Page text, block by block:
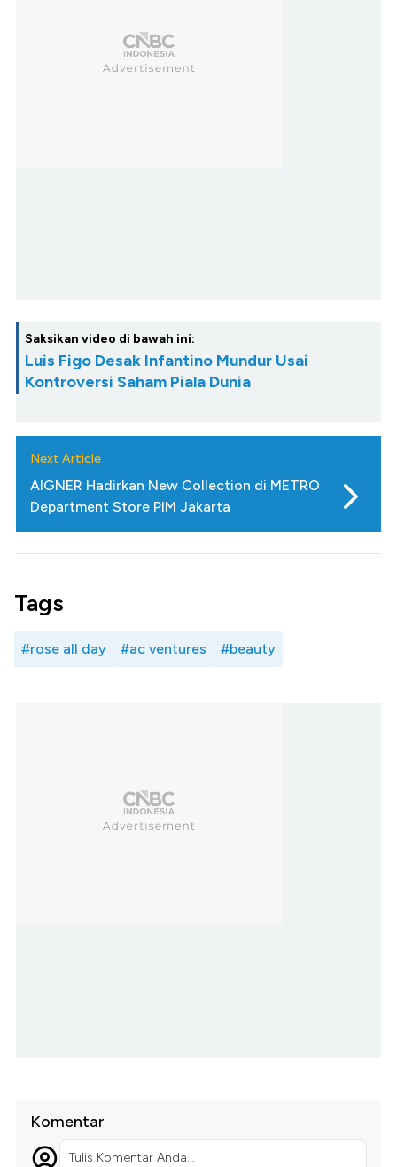
Saksikan video di bawah ini:
Luis Figo Desak Infantino Mundur Usai
Kontroversi Saham Piala Dunia
Next Article
AIGNER Hadirkan New Collection di METRO
Department Store PIM Jakarta
Tags
#rose all day #ac ventures #beauty
Komentar
Tulis Komentar Anda...